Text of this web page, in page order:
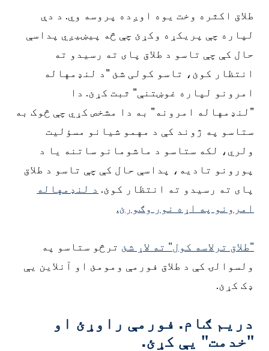
طلاق اکثره وخت یوه اوږده پروسه وي. د دې
لپاره چې پریکړه وکړئ چې څه پیښیږي پداسې
حال کې چې تاسو د طلاق پای ته رسیدو ته
انتظار کوئ، تاسو کولی شئ "د لنډمهاله
امرونو لپاره غوښتنې" ثبت کړئ. دا
"لنډمهاله امرونه" به دا مشخص کړي چې څوک به
ستاسو په ژوند کې د مهمو شیانو مسؤلیت
ولري، لکه ستاسو د ماشومانو ساتنه یا د
پورونو تادیه، پداسې حال کې چې تاسو د طلاق
پای ته رسیدو ته انتظار کوئ. د لنډمهاله
امرونو په اړه نور وګورئ.
"طلاق ترلاسه کول" ته لاړ شئ ترڅو ستاسو په
ولسوالۍ کې د طلاق فورمې ومومئ او آنلاین یې
ډک کړئ.
دریم ګام. فورمې راوړئ او
"خدمت" یې کړئ.